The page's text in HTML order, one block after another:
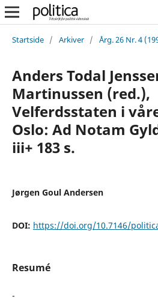
Startside / Arkiver / Årg. 26 Nr. 4
Anders Todal
Martinussen (red.),
Velferdsstaten i
Oslo: Ad Notam
iii+ 183 s.
Jørgen Goul Andersen
DOI: https://doi.org/10.7146/
Resumé
-